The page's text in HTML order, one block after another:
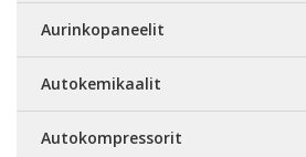
Aurinkopaneelit
Autokemikaalit
Autokompressorit